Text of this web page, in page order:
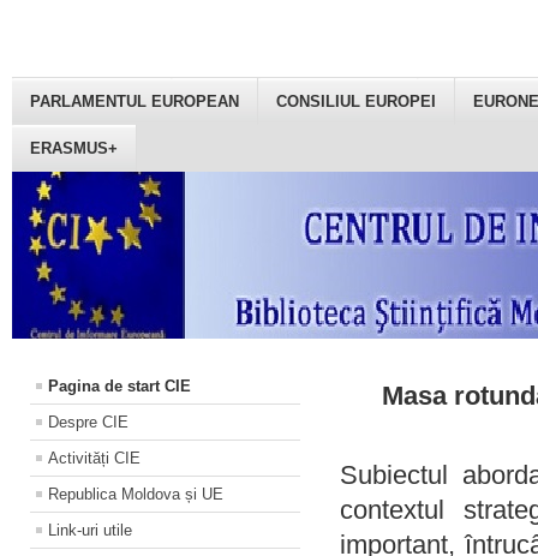
PARLAMENTUL EUROPEAN CONSILIUL EUROPEI
ERASMUS+
Pagina de start CIE
Despre CIE
Activități CIE
Republica Moldova și UE
Link-uri utile
Masa
Subiectul
contextul
important,